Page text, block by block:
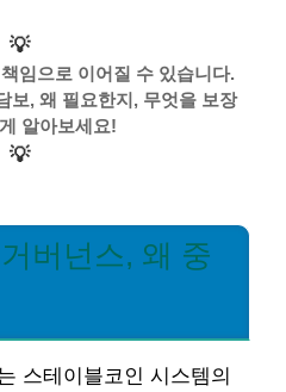
💡
임으로 이어질 수 있습니다.
보, 왜 필요한지, 무엇을 보장
알아보세요!
💡
버넌스, 왜 중
스테이블코인 시스템의